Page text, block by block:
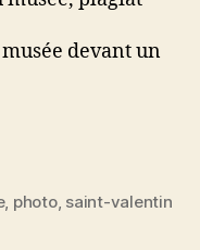
devant un
, photo, saint-valentin